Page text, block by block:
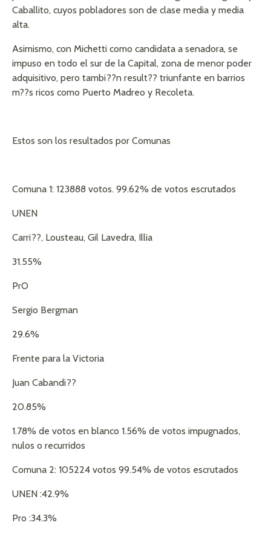
Caballito, cuyos pobladores son de clase media y media
alta.
Asimismo, con Michetti como candidata a senadora, se
impuso en todo el sur de la Capital, zona de menor poder
adquisitivo, pero tambi??n result?? triunfante en barrios
m??s ricos como Puerto Madreo y Recoleta.
Estos son los resultados por Comunas
Comuna 1: 123888 votos. 99.62% de votos escrutados
UNEN
Carri??, Lousteau, Gil Lavedra, Illia
31.55%
PrO
Sergio Bergman
29.6%
Frente para la Victoria
Juan Cabandi??
20.85%
1.78% de votos en blanco 1.56% de votos impugnados,
nulos o recurridos
Comuna 2: 105224 votos 99.54% de votos escrutados
UNEN :42.9%
Pro :34.3%